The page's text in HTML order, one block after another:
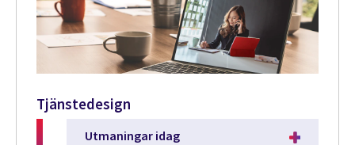
Tjänstedesign
Utmaningar idag